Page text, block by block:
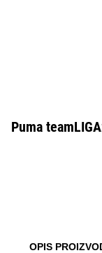
Puma
OPIS